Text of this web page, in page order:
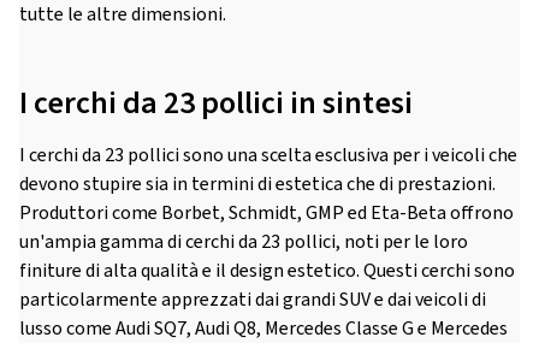
tutte le altre dimensioni.
I cerchi da 23 pollici in sintesi
I cerchi da 23 pollici sono una scelta esclusiva per i veicoli che
devono stupire sia in termini di estetica che di prestazioni.
Produttori come Borbet, Schmidt, GMP ed Eta-Beta offrono
un'ampia gamma di cerchi da 23 pollici, noti per le loro
finiture di alta qualità e il design estetico. Questi cerchi sono
particolarmente apprezzati dai grandi SUV e dai veicoli di
lusso come Audi SQ7, Audi Q8, Mercedes Classe G e Mercedes